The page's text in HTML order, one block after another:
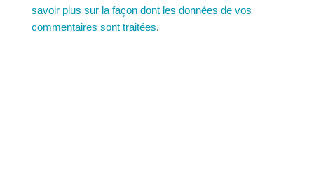
savoir plus sur la façon dont les données de vos
commentaires sont traitées.